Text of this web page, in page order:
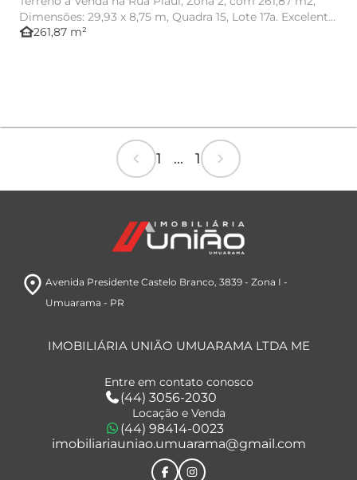
Dimensões: 29,93 x 8,75 m, Quadra 15, Lote 17a. Excelente
para cons...
other_houses261,87 m²
chevron_left 1 ... 1 chevron_right
room Avenida Presidente Castelo Branco, 3839- Zona I -
Umuarama - PR
IMOBILIÁRIA UNIÃO UMUARAMA LTDA ME
Entre em contato conosco
(44) 3056-2030
Locação e Venda
(44) 98414-0023
imobiliariauniao.umuarama@gmail.com